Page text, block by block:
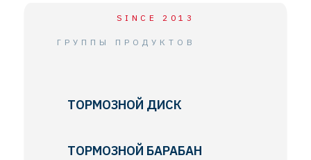
SINCE 2013
ГРУППЫ ПРОДУКТОВ
ТОРМОЗНОЙ ДИСК
ТОРМОЗНОЙ БАРАБАН